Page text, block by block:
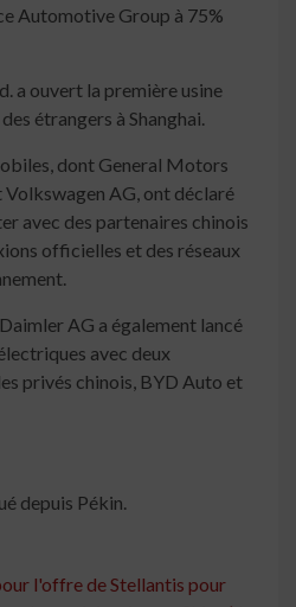
Automotive Group à 75%
a ouvert la première usine
étrangers à Shanghai.
dont General Motors
AG, ont déclaré
avec des partenaires chinois
officielles et des réseaux
AG a également lancé
avec deux
privés chinois, BYD Auto et
depuis Pékin.
l'offre de Stellantis pour